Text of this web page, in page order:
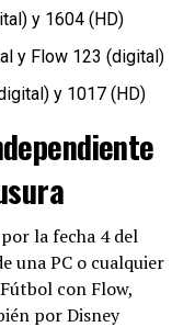
y 1604 (HD)
y Flow 123 (digital)
y 1017 (HD)
la fecha 4 del
una PC o cualquier
con Flow,
por Disney